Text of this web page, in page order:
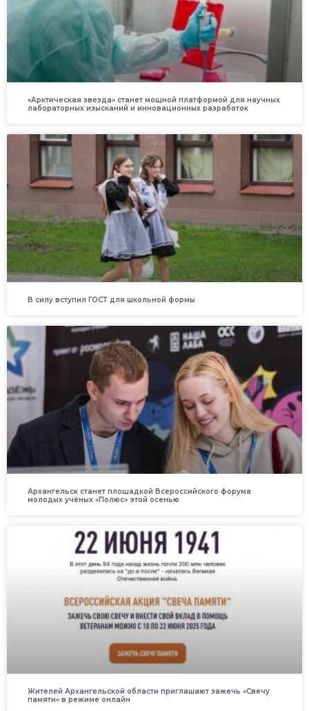
«Арктическая звезда» станет мощной платформой для научных
лабораторных изысканий и инновационных разработок
В силу вступил ГОСТ для школьной формы
Архангельск станет площадкой Всероссийского форума
молодых учёных «Полюс» этой осенью
Жителей Архангельской области приглашают зажечь «Свечу
памяти» в режиме онлайн